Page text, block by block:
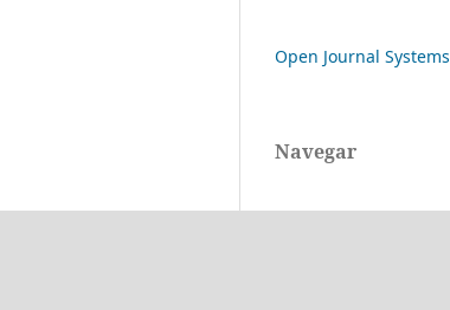
Open Journal Systems
Navegar